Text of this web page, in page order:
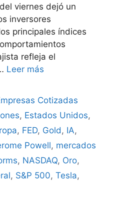
viernes dejó un
inversores
principales índices
refleja el
Leer más
Cotizadas
, Estados Unidos,
, FED, Gold , IA,
Powell, mercados
, NASDAQ, Oro,
, S&P 500, Tesla,